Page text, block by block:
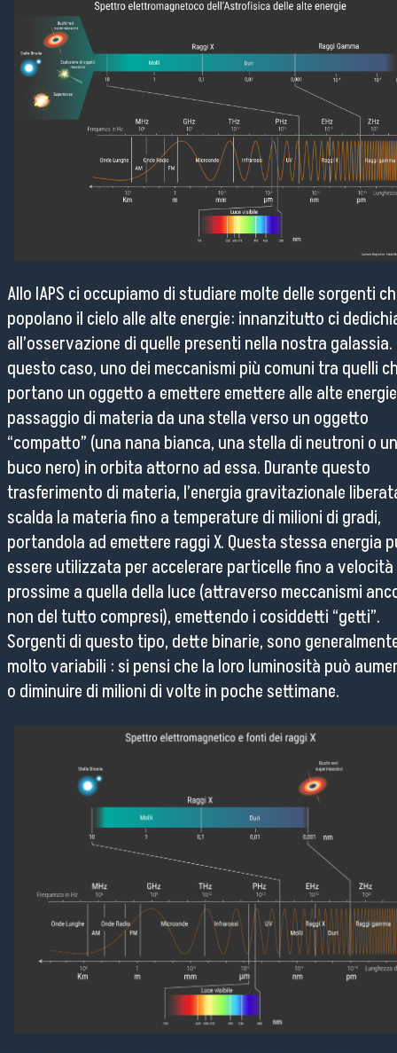
Allo IAPS ci occupiamo di studiare molte delle sorgenti
popolano il cielo alle alte energie: innanzitutto ci
all’osservazione di quelle presenti nella nostra galassia.
questo caso, uno dei meccanismi più comuni tra quelli
portano un oggetto a emettere emettere alle alte
passaggio di materia da una stella verso un oggetto
“compatto” (una nana bianca, una stella di neutroni o un
buco nero) in orbita attorno ad essa. Durante questo
trasferimento di materia, l’energia gravitazionale
scalda la materia fino a temperature di milioni di gradi,
portandola ad emettere raggi X. Questa stessa energia
essere utilizzata per accelerare particelle fino a velocità
prossime a quella della luce (attraverso meccanismi
non del tutto compresi), emettendo i cosiddetti “getti”.
Sorgenti di questo tipo, dette binarie, sono
molto variabili : si pensi che la loro luminosità può
o diminuire di milioni di volte in poche settimane.